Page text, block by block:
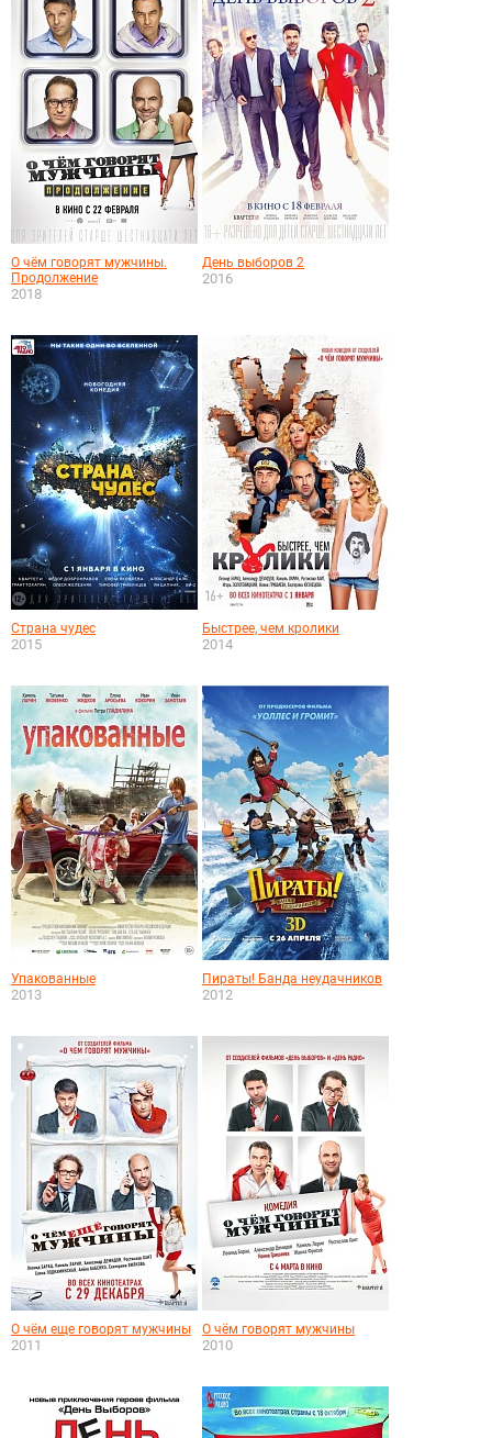
О чём говорят мужчины.
Продолжение
2018
День выборов 2
2016
Страна чудес
2015
Быстрее, чем кролики
2014
Упакованные
2013
Пираты! Банда неудачников
2012
О чём еще говорят мужчины
2011
О чём говорят мужчины
2010